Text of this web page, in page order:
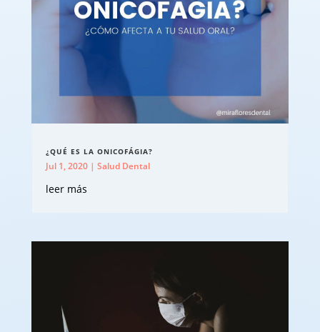
¿QUÉ ES LA ONICOFÁGIA?
Jul 1, 2020| Salud Dental
leer más